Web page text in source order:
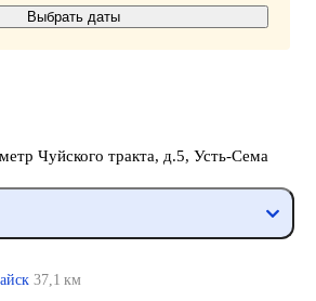
Выбрать даты
Чуйского тракта, д.5, Усть-Сема
37,1 км